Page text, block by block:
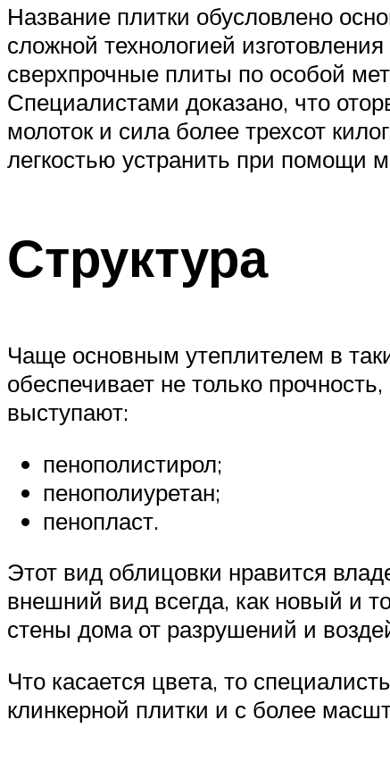
Название плитки обусловлено
сложной технологией
сверхпрочные плиты по особой
Специалистами доказано, что
молоток и сила более трехсот
легкостью устранить при помощи
Структура
Чаще основным утеплителем в
обеспечивает не только
выступают:
пенополистирол;
пенополиуретан;
пенопласт.
Этот вид облицовки нравится
внешний вид всегда, как новый и
стены дома от разрушений и
Что касается цвета, то
клинкерной плитки и с более